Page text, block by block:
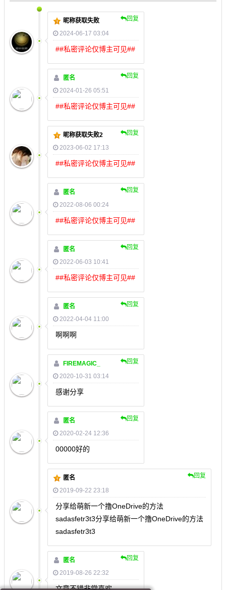
昵称获取失败
2024-06-17 03:04
回复
##私密评论仅博主可见##
匿名
2024-01-26 05:51
回复
##私密评论仅博主可见##
昵称获取失败2
2023-06-02 17:13
回复
##私密评论仅博主可见##
匿名
2022-08-06 00:24
回复
##私密评论仅博主可见##
匿名
2022-06-03 10:41
回复
##私密评论仅博主可见##
匿名
2022-04-04 11:00
回复
啊啊啊
FIREMAGIC_
2020-10-31 03:14
回复
感谢分享
匿名
2020-02-24 12:36
回复
00000好的
匿名
2019-09-22 23:18
回复
分享给萌新一个撸OneDrive的方法
sadasfetr3t3分享给萌新一个撸OneDrive的方法
sadasfetr3t3
匿名
2019-08-26 22:32
回复